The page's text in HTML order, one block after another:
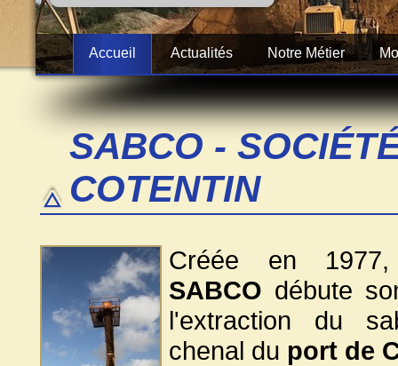
Accueil Actualités Notre Métier
SABCO -
COTENTIN
Créée en
SABCO débute
l'extraction du
chenal du port de